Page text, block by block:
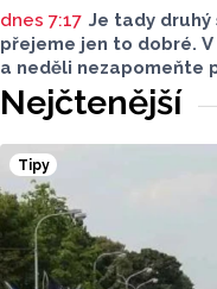
dnes 7:17 Je tady druhý
přejeme jen to dobré.
a neděli nezapomeňte
si svůj horoskop a mějte
Nejčtenější
Tipy